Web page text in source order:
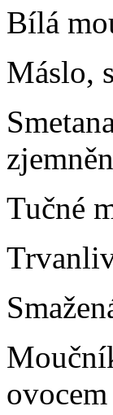
Bílá
Máslo,
Tučné
ovocem